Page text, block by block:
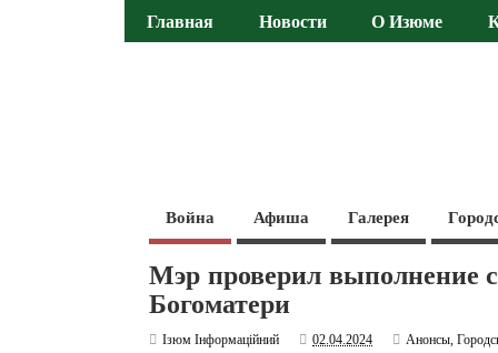
Главная Новости О Изюме
Война Афиша Галерея
Мэр проверил выполнение
Богоматери
Ізюм Інформаційний 02.04.2024 Анонсы,